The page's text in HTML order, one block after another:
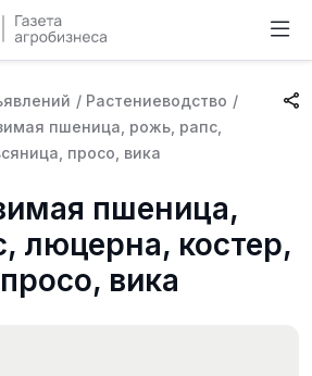
/ Растениеводство /
пшеница, рожь, рапс,
просо, вика
пшеница,
люцерна, костер,
вика